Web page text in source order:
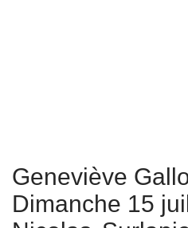
Geneviève
Dimanche ​15